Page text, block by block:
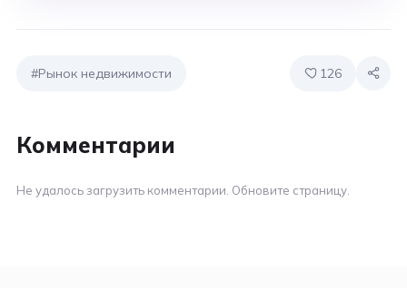
#Рынок недвижимости 126
Комментарии
Не удалось загрузить комментарии. Обновите страницу.